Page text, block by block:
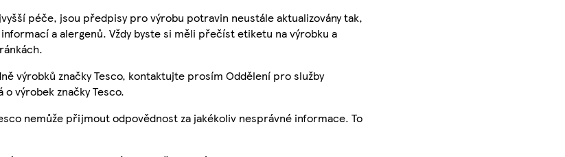
péče, jsou předpisy pro výrobu potravin neustále aktualizovány tak,
a alergenů. Vždy byste si měli přečíst etiketu na výrobku a
výrobků značky Tesco, kontaktujte prosím Oddělení pro služby
výrobek značky Tesco.
nemůže přijmout odpovědnost za jakékoliv nesprávné informace. To